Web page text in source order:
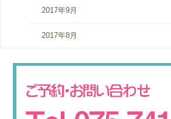
2017年9月
2017年8月